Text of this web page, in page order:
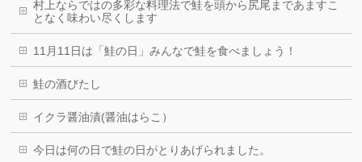
村上ならではの多彩な料理法で鮭を頭から尻尾まであますこ
となく味わい尽くします
11月11日は「鮭の日」みんなで鮭を食べましょう！
鮭の酒びたし
イクラ醤油漬(醤油はらこ）
今日は何の日で鮭の日がとりあげられました。